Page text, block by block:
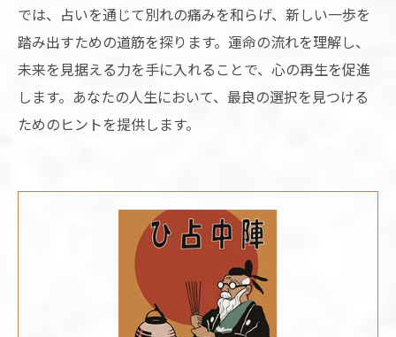
では、占いを通じて別れの痛みを和らげ、新しい一歩を
踏み出すための道筋を探ります。運命の流れを理解し、
未来を見据える力を手に入れることで、心の再生を促進
します。あなたの人生において、最良の選択を見つける
ためのヒントを提供します。